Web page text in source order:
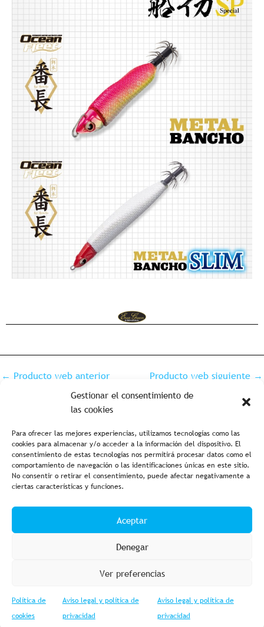
Gestionar el consentimiento de
las cookies
Para ofrecer las mejores experiencias, utilizamos tecnologías como las
cookies para almacenar y/o acceder a la información del dispositivo. El
consentimiento de estas tecnologías nos permitirá procesar datos como el
comportamiento de navegación o las identificaciones únicas en este sitio.
No consentir o retirar el consentimiento, puede afectar negativamente a
ciertas características y funciones.
Aceptar
Denegar
Ver preferencias
Política de
cookies
Aviso legal y política de
privacidad
Aviso legal y política de
privacidad
← Producto web anterior Producto web siguiente →
Aviso legal y política de privacidad Política de cookies
Condiciones de compra Accesibilidad